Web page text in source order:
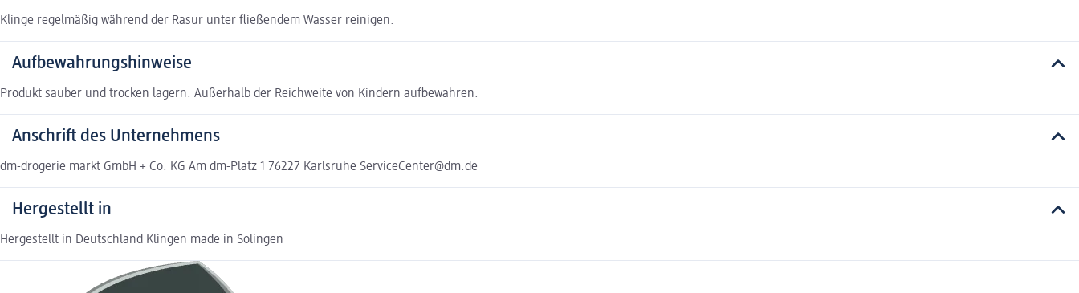
Klinge regelmäßig während der Rasur unter fließendem Wasser reinigen.
Aufbewahrungshinweise
Produkt sauber und trocken lagern. Außerhalb der Reichweite von Kindern aufbewahren.
Anschrift des Unternehmens
dm-drogerie markt GmbH + Co. KG Am dm-Platz 1 76227 Karlsruhe ServiceCenter@dm.de
Hergestellt in
Hergestellt in Deutschland Klingen made in Solingen